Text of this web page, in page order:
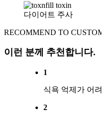
다이어트 주사
RECOMMEND TO
이런 분께 추천합니다.
1
식욕 억제가 어
2